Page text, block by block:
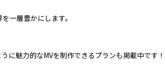
一層豊かにします。
に魅力的なMVを制作できるプランも掲載中です！